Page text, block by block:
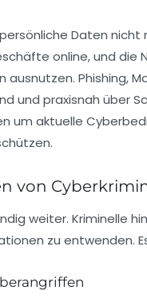
Daten
online, und die
Phishing,
und praxisnah über
um aktuelle
von
weiter. Kriminelle
zu entwenden.